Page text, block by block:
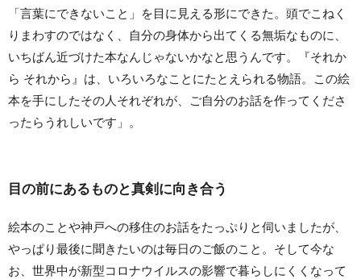
「言葉にできないこと」を目に見える形にできた。頭でこねく
りまわすのではなく、自分の身体から出てくる無垢なものに、
いちばん近づけた本なんじゃないかなと思うんです。『それか
ら それから』は、いろいろなことにたとえられる物語。この絵
本を手にしたその人それぞれが、ご自分のお話を作ってくださ
ったらうれしいです」。
目の前にあるものと真剣に向き合う
絵本のことや神戸への移住のお話をたっぷりと伺いましたが、
やっぱり最後に聞きたいのは毎日のご飯のこと。そして今な
お、世界中が新型コロナウイルスの影響で暮らしにくくなって